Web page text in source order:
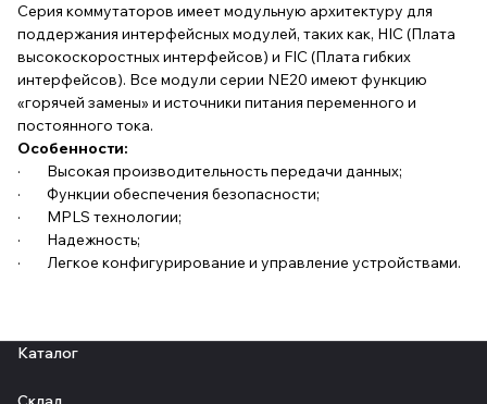
Серия коммутаторов имеет модульную архитектуру для
поддержания интерфейсных модулей, таких как, HIC (Плата
высокоскоростных интерфейсов) и FIC (Плата гибких
интерфейсов). Все модули серии NE20 имеют функцию
«горячей замены» и источники питания переменного и
постоянного тока.
Особенности:
· Высокая производительность передачи данных;
· Функции обеспечения безопасности;
· MPLS технологии;
· Надежность;
· Легкое конфигурирование и управление устройствами.
Каталог